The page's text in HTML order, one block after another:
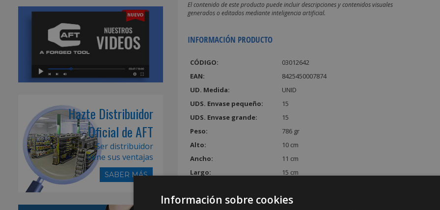
El contenido de este producto puede incluir descripciones y contenidos visuales
generados o editados mediante inteligencia artificial.
INFORMACIÓN PRODUCTO
CÓDIGO:
03012642
EAN:
8425450007874
UD. Medida:
UNID
UDS. Envase pequeño:
15
UDS. Envase grande:
15
Peso:
786 gr
Alto:
10 cm
Ancho:
11 cm
Largo:
15 cm
Hazte Distribuidor
Oficial de AFT
Ser distribuidor
tiene sus ventajas
SABER MÁS
Información sobre cookies